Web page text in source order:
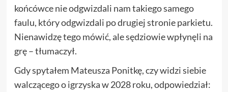
końcówce nie odgwizdali nam takiego samego
faulu, który odgwizdali po drugiej stronie parkietu.
Nienawidzę tego mówić, ale sędziowie wpłynęli na
grę – tłumaczył.
Gdy spytałem Mateusza Ponitkę, czy widzi siebie
walczącego o igrzyska w 2028 roku, odpowiedział: